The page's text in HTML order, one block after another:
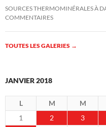
SOURCES THERMOMINÉRALES À
COMMENTAIRES
TOUTES LES GALERIES →
JANVIER 2018
L M M
1
2 3